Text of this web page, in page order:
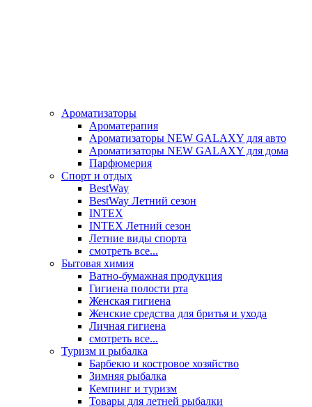
Ароматизаторы
Ароматерапия
Ароматизаторы NEW GALAXY для авто
Ароматизаторы NEW GALAXY для дома
Парфюмерия
Спорт и отдых
BestWay
BestWay Летний сезон
INTEX
INTEX Летний сезон
Летние виды спорта
смотреть все...
Бытовая химия
Ватно-бумажная продукция
Гигиена полости рта
Женская гигиена
Женские средства для бритья и ухода
Личная гигиена
смотреть все...
Туризм и рыбалка
Барбекю и костровое хозяйство
Зимняя рыбалка
Кемпинг и туризм
Товары для летней рыбалки